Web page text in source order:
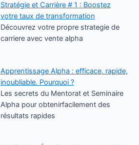
Stratégie et Carrière # 1 : Boostez
votre taux de transformation
Découvrez votre propre strategie de
carriere avec vente alpha
Apprentissage Alpha : efficace, rapide,
inoubliable. Pourquoi ?
Les secrets du Mentorat et Seminaire
Alpha pour obtenirfacilement des
résultats rapides